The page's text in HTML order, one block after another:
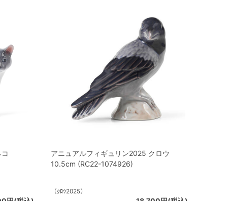
アニュアルフィギュリン2025 クロウ
10.5cm (RC22-1074926)
（ｸﾛｳ2025）